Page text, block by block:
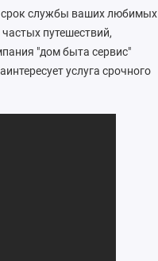
срок службы ваших любимых
путешествий,
"дом быта сервис"
услуга срочного